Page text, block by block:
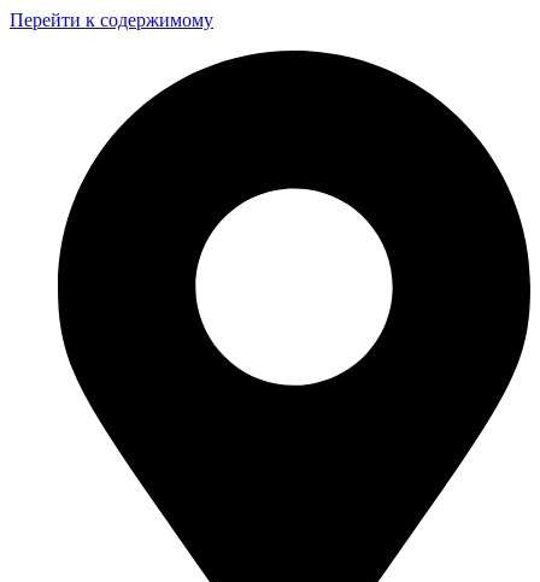
Перейти к содержимому